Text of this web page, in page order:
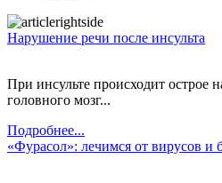
Нарушение речи после инсульта
При инсульте происходит острое
головного мозг...
Подробнее...
«Фурасол»: лечимся от вирусов и